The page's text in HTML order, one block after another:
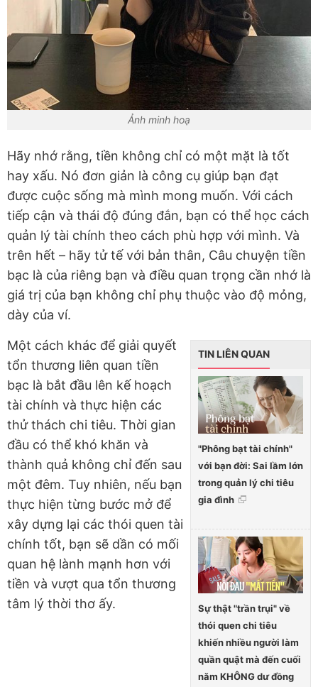
Ảnh minh hoạ
Hãy nhớ rằng, tiền không chỉ có một mặt là tốt
hay xấu. Nó đơn giản là công cụ giúp bạn đạt
được cuộc sống mà mình mong muốn. Với cách
tiếp cận và thái độ đúng đắn, bạn có thể học cách
quản lý tài chính theo cách phù hợp với mình. Và
trên hết – hãy tử tế với bản thân, Câu chuyện tiền
bạc là của riêng bạn và điều quan trọng cần nhớ là
giá trị của bạn không chỉ phụ thuộc vào độ mỏng,
dày của ví.
TIN LIÊN QUAN
"Phông bạt tài chính"
với bạn đời: Sai lầm lớn
trong quản lý chi tiêu
gia đình
Sự thật "trần trụi" về
thói quen chi tiêu
khiến nhiều người làm
quần quật mà đến cuối
năm KHÔNG dư đồng
Một cách khác để giải quyết
tổn thương liên quan tiền
bạc là bắt đầu lên kế hoạch
tài chính và thực hiện các
thử thách chi tiêu. Thời gian
đầu có thể khó khăn và
thành quả không chỉ đến sau
một đêm. Tuy nhiên, nếu bạn
thực hiện từng bước mở để
xây dựng lại các thói quen tài
chính tốt, bạn sẽ dần có mối
quan hệ lành mạnh hơn với
tiền và vượt qua tổn thương
tâm lý thời thơ ấy.